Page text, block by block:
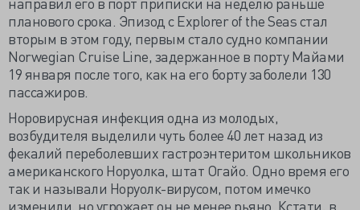
планового срока. Эпизод с Explorer of the Seas стал
вторым в этом году, первым стало судно компании
Norwegian Cruise Line, задержанное в порту Майами
19 января после того, как на его борту заболели 130
пассажиров.
Норовирусная инфекция одна из молодых,
возбудителя выделили чуть более 40 лет назад из
фекалий переболевших гастроэнтеритом школьников
американского Норуолка, штат Огайо. Одно время его
так и называли Норуолк-вирусом, потом имечко
изменили, но угрожает он не менее рьяно. Кстати, в